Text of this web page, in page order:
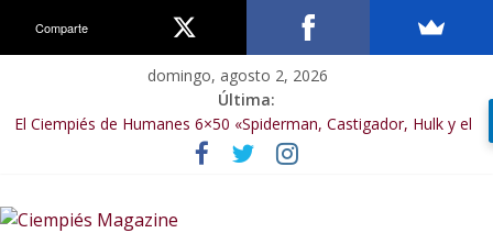
domingo, agosto 2, 2026
Última:
El Ciempiés de Humanes 6×50 «Spiderman, Castigador, Hulk y el
final de la sexta temporada»
El Ciempiés de Humanes 6×49 «Kiritaaaaa»
El Ciempiés de Humanes 6×47 «De nada por nada»
Comparte